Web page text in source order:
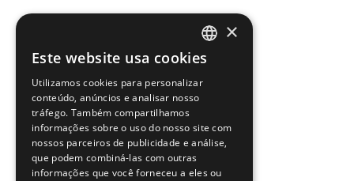
PORTUGUESE
ENGLISH
×
Este website usa cookies
Utilizamos cookies para personalizar
conteúdo, anúncios e analisar nosso
tráfego. Também compartilhamos
informações sobre o uso do nosso site com
nossos parceiros de publicidade e análise,
que podem combiná-las com outras
informações que você forneceu a eles ou